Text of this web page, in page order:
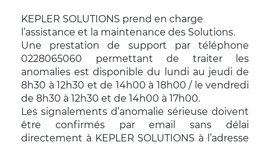
KEPLER SOLUTIONS prend en charge
l’assistance et la maintenance des Solutions.
Une prestation de support par téléphone
0228065060 permettant de traiter les
anomalies est disponible du lundi au jeudi de
8h30 à 12h30 et de 14h00 à 18h00 / le vendredi
de 8h30 à 12h30 et de 14h00 à 17h00.
Les signalements d’anomalie sérieuse doivent
être confirmés par email sans délai
directement à KEPLER SOLUTIONS à l’adresse